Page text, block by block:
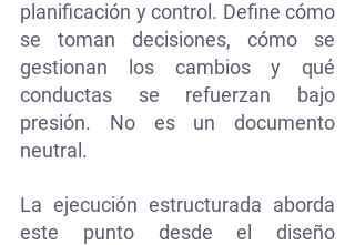
planificación y control. Define cómo
se toman decisiones, cómo se
gestionan los cambios y qué
conductas se refuerzan bajo
presión. No es un documento
neutral.
La ejecución estructurada aborda
este punto desde el diseño